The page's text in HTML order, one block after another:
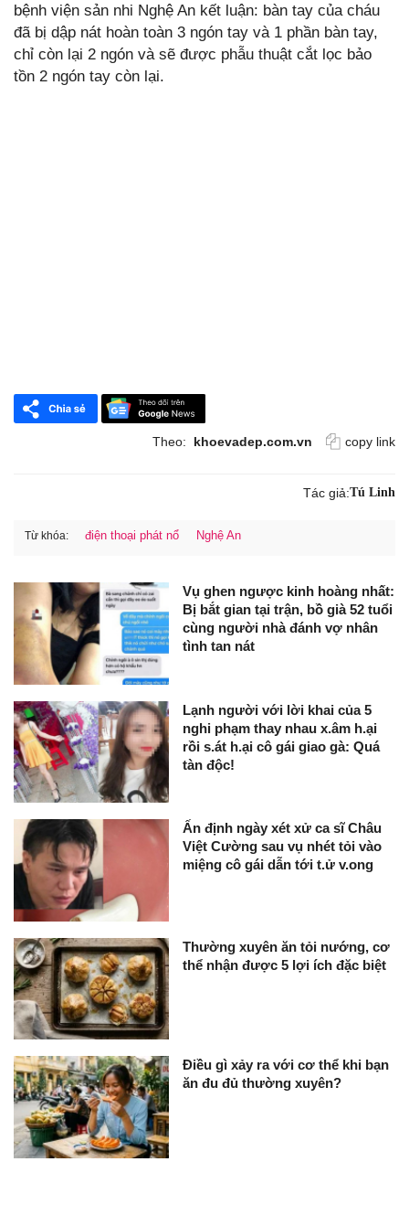
bệnh viện sản nhi Nghệ An kết luận: bàn tay của cháu
đã bị dập nát hoàn toàn 3 ngón tay và 1 phần bàn tay,
chỉ còn lại 2 ngón và sẽ được phẫu thuật cắt lọc bảo
tồn 2 ngón tay còn lại.
Theo: khoevadep.com.vn copy link
Tác giả:Tú Linh
Từ khóa: điện thoại phát nổ Nghệ An
Vụ ghen ngược kinh hoàng nhất:
Bị bắt gian tại trận, bồ già 52 tuổi
cùng người nhà đánh vợ nhân
tình tan nát
Lạnh người với lời khai của 5
nghi phạm thay nhau x.âm h.ại
rồi s.át h.ại cô gái giao gà: Quá
tàn độc!
Ấn định ngày xét xử ca sĩ Châu
Việt Cường sau vụ nhét tỏi vào
miệng cô gái dẫn tới t.ử v.ong
Thường xuyên ăn tỏi nướng, cơ
thể nhận được 5 lợi ích đặc biệt
Điều gì xảy ra với cơ thể khi bạn
ăn đu đủ thường xuyên?